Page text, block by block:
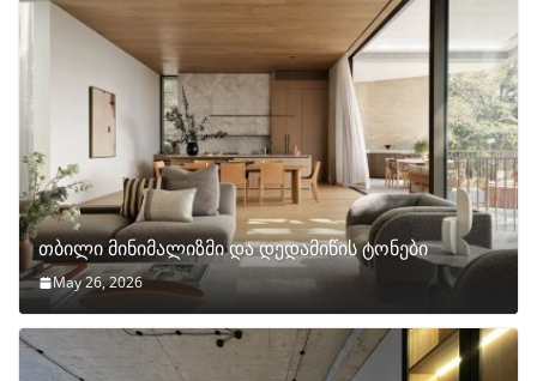
თბილი მინიმალიზმი და დედამიწის ტონები
May 26, 2026